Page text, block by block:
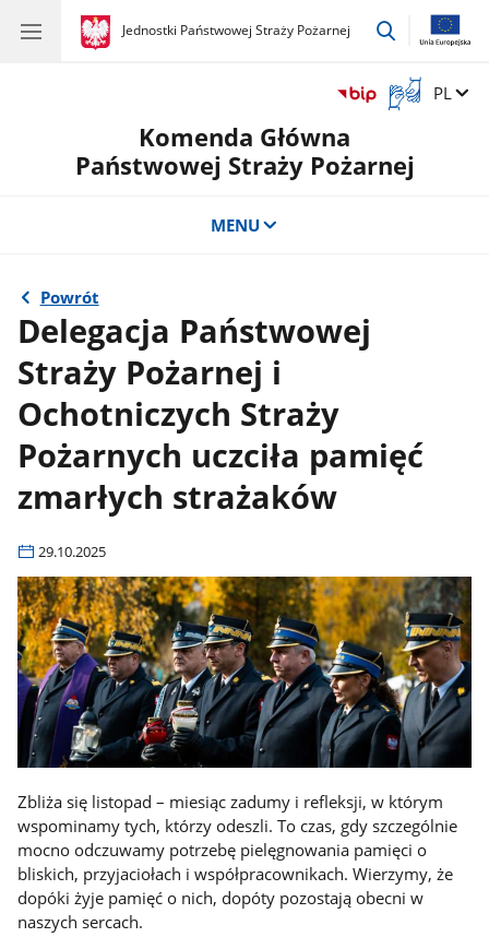
gov.pl
Jednostki Państwowej Straży Pożarnej
gov.pl
Jednostki
przejdź
Otwórz
okno
tłumaczem
języka
Zmień
PL
Komenda Główna
Państwowej Straży Pożarnej
MENU
Powrót
Delegacja Państwowej
Straży Pożarnej i
Ochotniczych Straży
Pożarnych uczciła pamięć
zmarłych strażaków
29.10.2025
Zbliża się listopad – miesiąc zadumy i refleksji, w którym
wspominamy tych, którzy odeszli. To czas, gdy szczególnie
mocno odczuwamy potrzebę pielęgnowania pamięci o
bliskich, przyjaciołach i współpracownikach. Wierzymy, że
dopóki żyje pamięć o nich, dopóty pozostają obecni w
naszych sercach.